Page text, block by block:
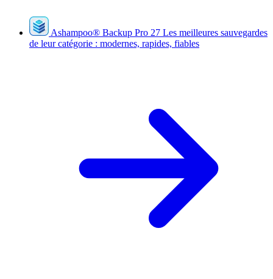
Ashampoo® Backup Pro 27 Les meilleures sauvegardes
de leur catégorie : modernes, rapides, fiables